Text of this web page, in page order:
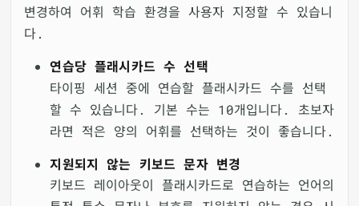
변경하여 어휘 학습 환경을 사용자 지정할 수 있습니
다.
연습당 플래시카드 수 선택
타이핑 세션 중에 연습할 플래시카드 수를 선택
할 수 있습니다. 기본 수는 10개입니다. 초보자
라면 적은 양의 어휘를 선택하는 것이 좋습니다.
지원되지 않는 키보드 문자 변경
키보드 레이아웃이 플래시카드로 연습하는 언어의